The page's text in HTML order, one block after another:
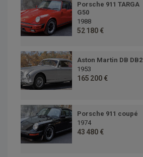
Porsche 911 TARGA
G50
1988
52 180 €
Aston Martin DB DB2
1953
165 200 €
Porsche 911 coupé
1974
43 480 €